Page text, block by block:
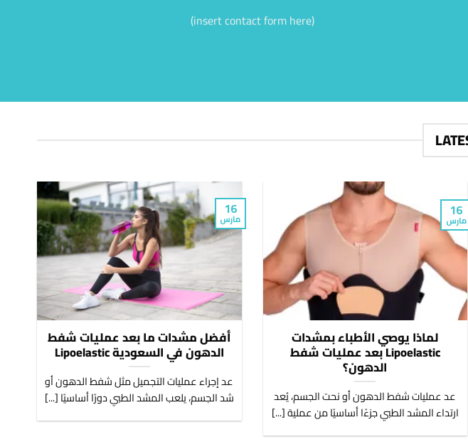
(insert contact form here)
لماذا يوصي الأطباء بمشدات
Lipoelastic بعد عمليات شفط
الدهون؟
عد عمليات شفط الدهون أو نحت الجسم، يُعد
ارتداء المشد الطبي جزءًا أساسيًا من عملية [...]
16
مارس
أفضل مشدات ما بعد عمليات شفط
الدهون في السعودية Lipoelastic
عد إجراء عمليات التجميل مثل شفط الدهون أو
شد الجسم، يلعب المشد الطبي دورًا أساسيًا [...]
16
مارس